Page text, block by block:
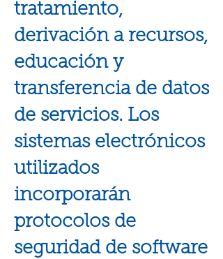
tratamiento,
derivación a recursos,
educación y
transferencia de datos
de servicios. Los
sistemas electrónicos
utilizados
incorporarán
protocolos de
seguridad de software